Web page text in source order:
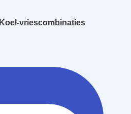
Koel-vriescombinaties